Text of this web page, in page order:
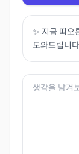
✨ 지금 떠오
도와드립니